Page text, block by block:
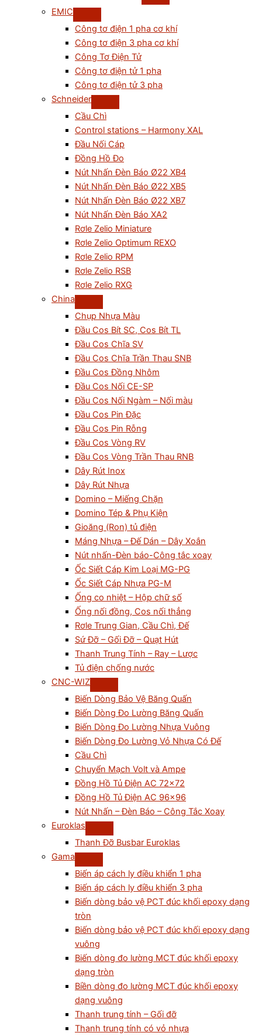
EMIC
Công tơ điện 1 pha cơ khí
Công tơ điện 3 pha cơ khí
Công Tơ Điện Tử
Công tơ điện tử 1 pha
Công tơ điện tử 3 pha
Schneider
Cầu Chì
Control stations – Harmony XAL
Đầu Nối Cáp
Đồng Hồ Đo
Nút Nhấn Đèn Báo Ø22 XB4
Nút Nhấn Đèn Báo Ø22 XB5
Nút Nhấn Đèn Báo Ø22 XB7
Nút Nhấn Đèn Báo XA2
Rơle Zelio Miniature
Rơle Zelio Optimum REXO
Rơle Zelio RPM
Rơle Zelio RSB
Rơle Zelio RXG
China
Chụp Nhựa Màu
Đầu Cos Bít SC, Cos Bít TL
Đầu Cos Chĩa SV
Đầu Cos Chĩa Trần Thau SNB
Đầu Cos Đồng Nhôm
Đầu Cos Nối CE-SP
Đầu Cos Nối Ngàm – Nối màu
Đầu Cos Pin Đặc
Đầu Cos Pin Rỗng
Đầu Cos Vòng RV
Đầu Cos Vòng Trần Thau RNB
Dây Rút Inox
Dây Rút Nhựa
Domino – Miếng Chặn
Domino Tép & Phụ Kiện
Gioăng (Ron) tủ điện
Máng Nhựa – Đế Dán – Dây Xoắn
Nút nhấn-Đèn báo-Công tắc xoay
Ốc Siết Cáp Kim Loại MG-PG
Ốc Siết Cáp Nhựa PG-M
Ống co nhiệt – Hộp chữ số
Ống nối đồng, Cos nối thẳng
Rơle Trung Gian, Cầu Chì, Đế
Sứ Đỡ – Gối Đỡ – Quạt Hút
Thanh Trung Tính – Ray – Lược
Tủ điện chống nước
CNC-WIZ
Biến Dòng Bảo Vệ Băng Quấn
Biến Dòng Đo Lường Băng Quấn
Biến Dòng Đo Lường Nhựa Vuông
Biến Dòng Đo Lường Vỏ Nhựa Có Đế
Cầu Chì
Chuyển Mạch Volt và Ampe
Đồng Hồ Tủ Điện AC 72×72
Đồng Hồ Tủ Điện AC 96×96
Nút Nhấn – Đèn Báo – Công Tắc Xoay
Euroklas
Thanh Đỡ Busbar Euroklas
Gama
Biến áp cách ly điều khiển 1 pha
Biến áp cách ly điều khiển 3 pha
Biến dòng bảo vệ PCT đúc khối epoxy dạng
tròn
Biến dòng bảo vệ PCT đúc khối epoxy dạng
vuông
Biến dòng đo lường MCT đúc khối epoxy
dạng tròn
Biền dòng đo lường MCT đúc khối epoxy
dạng vuông
Thanh trung tính – Gối đỡ
Thanh trung tính có vỏ nhựa